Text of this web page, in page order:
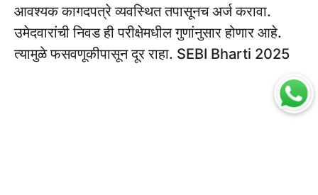
आवश्यक कागदपत्रे व्यवस्थित तपासूनच अर्ज करावा.
उमेदवारांची निवड ही परीक्षेमधील गुणांनुसार होणार आहे.
त्यामुळे फसवणूकीपासून दूर राहा. SEBI Bharti 2025